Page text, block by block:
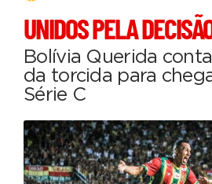
UNIDOS PELA
Bolívia Querida
da torcida para
Série C